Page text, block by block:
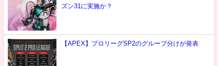
ズン31に実施か？
【APEX】プロリーグSP2のグループ分けが発表